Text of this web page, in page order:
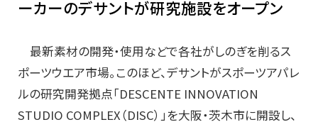
ーカーのデサントが研究施設をオープン
最新素材の開発・使用などで各社がしのぎを削るス
ポーツウエア市場。このほど、デサントがスポーツアパレ
ルの研究開発拠点「DESCENTE INNOVATION
STUDIO COMPLEX（DISC）」を大阪・茨木市に開設し、